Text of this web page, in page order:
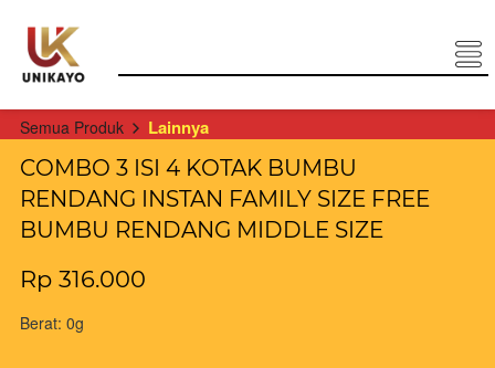
Semua Produk Lainnya
COMBO 3 ISI 4 KOTAK BUMBU
RENDANG INSTAN FAMILY SIZE FREE
BUMBU RENDANG MIDDLE SIZE
Rp 316.000
Berat: 0g